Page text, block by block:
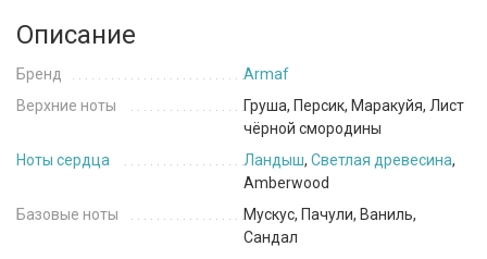
Описание
Бренд
Armaf
Верхние ноты
Груша, Персик, Маракуйя, Лист
чёрной смородины
Ноты сердца
Ландыш, Светлая древесина,
Amberwood
Базовые ноты
Мускус, Пачули, Ваниль,
Сандал